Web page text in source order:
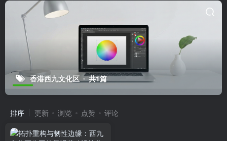
香港西九文化区 共1篇
排序 更新 浏览 点赞 评论